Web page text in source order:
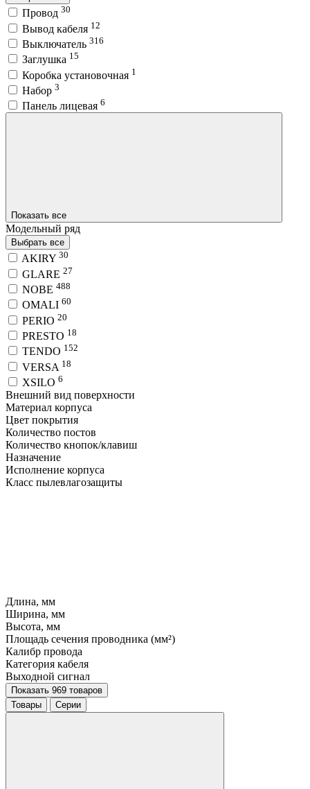
Провод 30
Вывод кабеля 12
Выключатель 316
Заглушка 15
Коробка установочная 1
Набор 3
Панель лицевая 6
Показать все
Модельный ряд
Выбрать все
AKIRY 30
GLARE 27
NOBE 488
OMALI 60
PERIO 20
PRESTO 18
TENDO 152
VERSA 18
XSILO 6
Внешний вид поверхности
Материал корпуса
Цвет покрытия
Количество постов
Количество кнопок/клавиш
Назначение
Исполнение корпуса
Класс пылевлагозащиты
Длина, мм
Ширина, мм
Высота, мм
Площадь сечения проводника (мм²)
Калибр провода
Категория кабеля
Выходной сигнал
Показать 969 товаров
Товары
Серии